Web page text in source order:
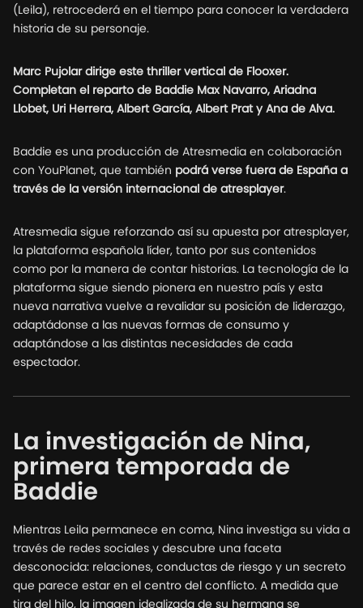
(Leila), retrocederá en el tiempo para conocer la verdadera
historia de su personaje.
Marc Pujolar dirige este thriller vertical de Flooxer.
Completan el reparto de Baddie Max Navarro, Ariadna
Llobet, Uri Herrera, Albert García, Albert Prat y Ana de Alva.
Baddie es una producción de Atresmedia en colaboración
con YouPlanet, que también podrá verse fuera de España a
través de la versión internacional de atresplayer.
Atresmedia sigue reforzando así su apuesta por atresplayer,
la plataforma española líder, tanto por sus contenidos
como por la manera de contar historias. La tecnología de la
plataforma sigue siendo pionera en nuestro país y esta
nueva narrativa vuelve a revalidar su posición de liderazgo,
adaptádonse a las nuevas formas de consumo y
adaptándose a las distintas necesidades de cada
espectador.
La investigación de Nina,
primera temporada de
Baddie
Mientras Leila permanece en coma, Nina investiga su vida a
través de redes sociales y descubre una faceta
desconocida: relaciones, conductas de riesgo y un secreto
que parece estar en el centro del conflicto. A medida que
tira del hilo, la imagen idealizada de su hermana se